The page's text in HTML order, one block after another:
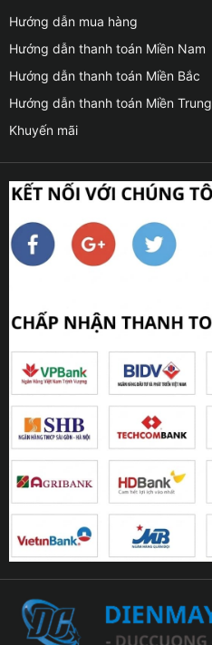
Hướng dẫn mua hàng
Hướng dẫn thanh toán Miền Nam
Hướng dẫn thanh toán Miền Bắc
Hướng dẫn thanh toán Miền Trung
Khuyến mãi